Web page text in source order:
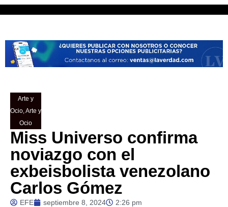
Arte y
Ocio,Arte y
Ocio
Miss Universo confirma
noviazgo con el
exbeisbolista venezolano
Carlos Gómez
EFE septiembre 8, 2024 2:26 pm